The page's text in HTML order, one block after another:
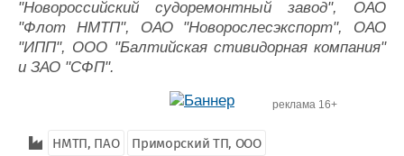
"Новороссийский судоремонтный завод", ОАО
"Флот НМТП", ОАО "Новорослесэкспорт", ОАО
"ИПП", ООО "Балтийская стивидорная компания"
и ЗАО "СФП".
реклама 16+
НМТП, ПАО
Приморский ТП, ООО